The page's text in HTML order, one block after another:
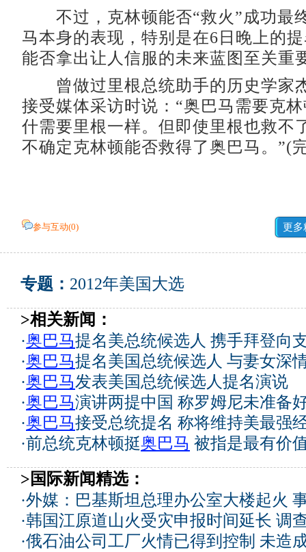
不过，克林顿能否“救火”成功最
马本身的表现，特别是在6日晚上的
能否拿出让人信服的未来蓝图至关重
曾做过里根总统助手的历史学家
接受媒体采访时说：“奥巴马需要克
什需要里根一样。但即使里根也救不
不确定克林顿能否救得了奥巴马。”(
参与互动(0) 更多
专题： 2012年美国大选
>相关新闻：
·奥巴马提名美总统候选人 携手拜登向
·奥巴马提名美国总统候选人 与妻女深
·奥巴马发表美国总统候选人提名演说
·奥巴马演讲两提中国 称罗姆尼未准备
·奥巴马接受总统提名 称将维持美最强
·前总统克林顿挺奥巴马 被指是最有价
>国际新闻精选：
·外媒：巴基斯坦总理办公室大楼起火
·韩国江原道山火受灾申报时间延长 调
·俄石油公司工厂火情已得到控制 未造